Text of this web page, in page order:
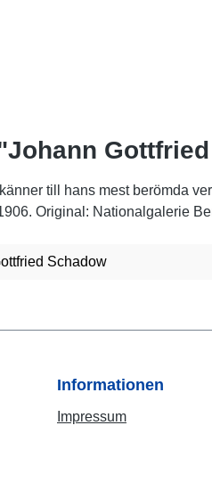
till hans mest berömda
Original: Nationalgalerie
Schadow
Informationen
Impressum